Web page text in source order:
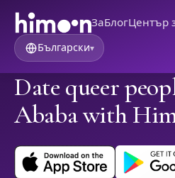
ЗаБлогЦентър
Български▾
Date queer
Ababa with